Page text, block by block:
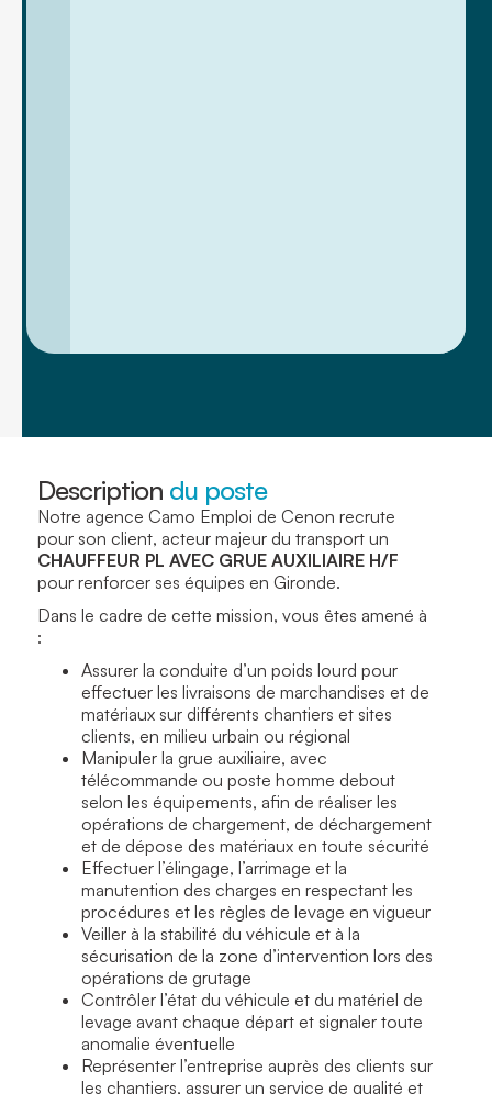
Description du poste
Notre agence Camo Emploi de Cenon recrute
pour son client, acteur majeur du transport un
CHAUFFEUR PL AVEC GRUE AUXILIAIRE H/F
pour renforcer ses équipes en Gironde.
Dans le cadre de cette mission, vous êtes amené à
:
Assurer la conduite d’un poids lourd pour
effectuer les livraisons de marchandises et de
matériaux sur différents chantiers et sites
clients, en milieu urbain ou régional
Manipuler la grue auxiliaire, avec
télécommande ou poste homme debout
selon les équipements, afin de réaliser les
opérations de chargement, de déchargement
et de dépose des matériaux en toute sécurité
Effectuer l’élingage, l’arrimage et la
manutention des charges en respectant les
procédures et les règles de levage en vigueur
Veiller à la stabilité du véhicule et à la
sécurisation de la zone d’intervention lors des
opérations de grutage
Contrôler l’état du véhicule et du matériel de
levage avant chaque départ et signaler toute
anomalie éventuelle
Représenter l’entreprise auprès des clients sur
les chantiers, assurer un service de qualité et